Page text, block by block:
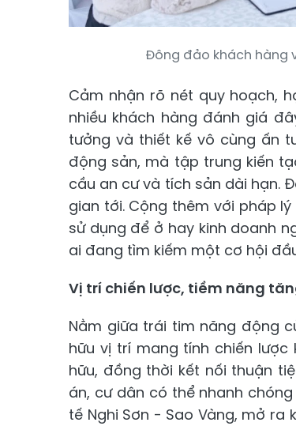
Đông đảo khách hàng
Cảm nhận rõ nét quy hoạch,
nhiều khách hàng đánh giá
tưởng và thiết kế vô cùng ấn
động sản, mà tập trung kiến
cầu an cư và tích sản dài hạn.
gian tới. Cộng thêm với pháp
sử dụng để ở hay kinh doanh
ai đang tìm kiếm một cơ hội
Vị trí chiến lược, tiềm năng
Nằm giữa trái tim năng động
hữu vị trí mang tính chiến
hữu, đồng thời kết nối thuận
án, cư dân có thể nhanh
tế Nghi Sơn - Sao Vàng, mở